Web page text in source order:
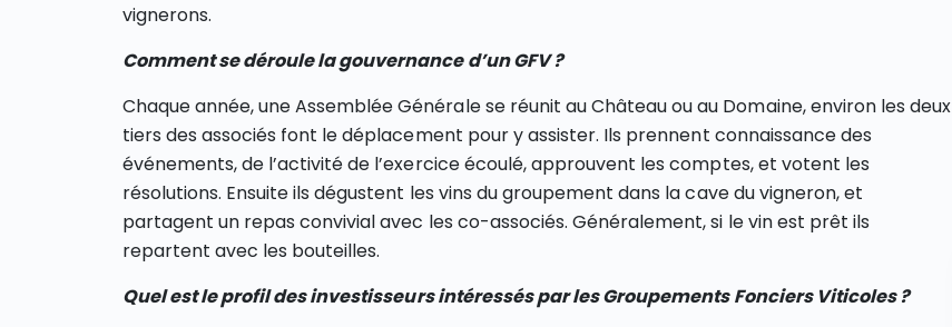
vignerons.
Comment se déroule la gouvernance d’un GFV ?
Chaque année, une Assemblée Générale se réunit au Château ou au Domaine, environ les deux
tiers des associés font le déplacement pour y assister. Ils prennent connaissance des
événements, de l’activité de l’exercice écoulé, approuvent les comptes, et votent les
résolutions. Ensuite ils dégustent les vins du groupement dans la cave du vigneron, et
partagent un repas convivial avec les co-associés. Généralement, si le vin est prêt ils
repartent avec les bouteilles.
Quel est le profil des investisseurs intéressés par les Groupements Fonciers Viticoles ?